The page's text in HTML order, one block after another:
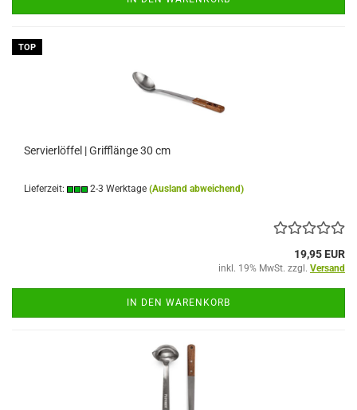
TOP
Servierlöffel | Grifflänge 30 cm
Lieferzeit: 2-3 Werktage (Ausland abweichend)
19,95 EUR
inkl. 19% MwSt. zzgl. Versand
IN DEN WARENKORB